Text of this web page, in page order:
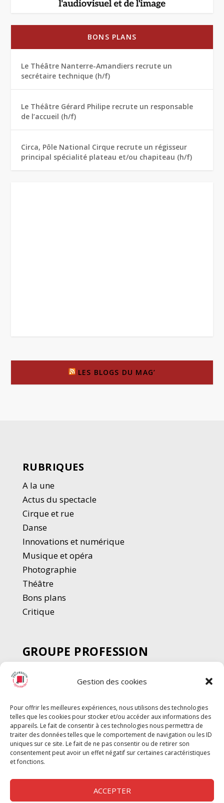
Gestion des cookies
Pour offrir les meilleures expériences, nous utilisons des technologies
telles que les cookies pour stocker et/ou accéder aux informations des
appareils. Le fait de consentir à ces technologies nous permettra de
traiter des données telles que le comportement de navigation ou les ID
uniques sur ce site. Le fait de ne pas consentir ou de retirer son
consentement peut avoir un effet négatif sur certaines caractéristiques
et fonctions.
ACCEPTER
BONS PLANS
Le Théâtre Nanterre-Amandiers recrute un
secrétaire technique (h/f)
Le Théâtre Gérard Philipe recrute un responsable
de l’accueil (h/f)
Circa, Pôle National Cirque recrute un régisseur
principal spécialité plateau et/ou chapiteau (h/f)
LES BLOGS DU MAG’
RUBRIQUES
A la une
Actus du spectacle
Cirque et rue
Danse
Innovations et numérique
Musique et opéra
Photographie
Théâtre
Bons plans
Critique
GROUPE PROFESSION
SPECTACLE
Chèque Intermittents
Chèque Compta
Chèque Emploi Spectacle
G-Pods
Profession Audio-visuel